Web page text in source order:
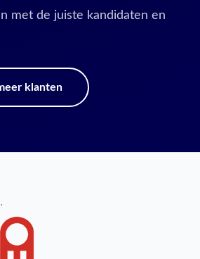
met de juiste kandidaten en
klanten